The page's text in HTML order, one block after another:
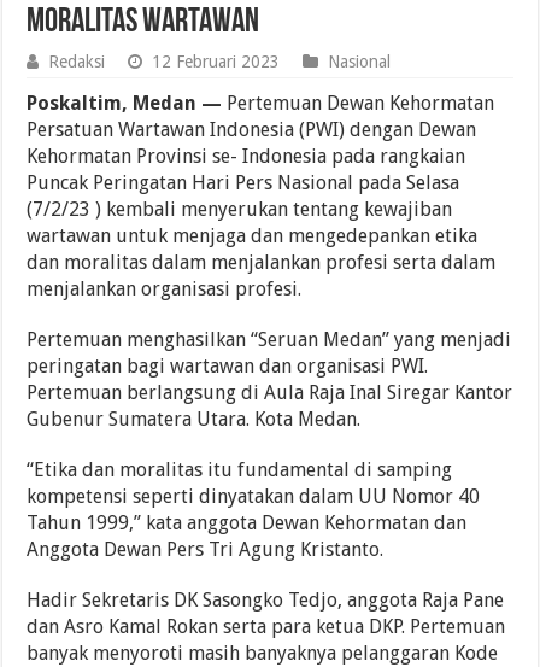
Moralitas Wartawan
Redaksi 12 Februari 2023 Nasional
Poskaltim, Medan — Pertemuan Dewan Kehormatan
Persatuan Wartawan Indonesia (PWI) dengan Dewan
Kehormatan Provinsi se- Indonesia pada rangkaian
Puncak Peringatan Hari Pers Nasional pada Selasa
(7/2/23 ) kembali menyerukan tentang kewajiban
wartawan untuk menjaga dan mengedepankan etika
dan moralitas dalam menjalankan profesi serta dalam
menjalankan organisasi profesi.
Pertemuan menghasilkan “Seruan Medan” yang menjadi
peringatan bagi wartawan dan organisasi PWI.
Pertemuan berlangsung di Aula Raja Inal Siregar Kantor
Gubenur Sumatera Utara. Kota Medan.
“Etika dan moralitas itu fundamental di samping
kompetensi seperti dinyatakan dalam UU Nomor 40
Tahun 1999,” kata anggota Dewan Kehormatan dan
Anggota Dewan Pers Tri Agung Kristanto.
Hadir Sekretaris DK Sasongko Tedjo, anggota Raja Pane
dan Asro Kamal Rokan serta para ketua DKP. Pertemuan
banyak menyoroti masih banyaknya pelanggaran Kode